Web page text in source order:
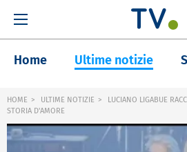
Home Ultime notizie
HOME ULTIME NOTIZIE
LUCIANO LIGABUE
STORIA D'AMORE